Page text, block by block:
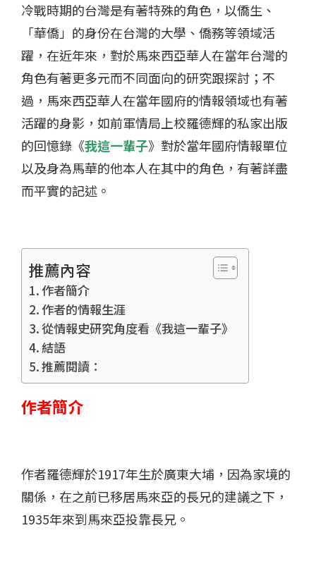
冷戰時期的台灣是有著特殊的角色，以僑生、
「華僑」的身份在台灣的大學、僑務等領域活
躍，在近年來，對於馬來西亞華人在當年台灣的
角色有著更多元而不同面向的研究跟探討；不
過，馬來西亞華人在當年國府的情報領域也有著
活躍的身影，如前軍情局上校羅德輝的私家出版
的回憶錄《我這一輩子》對於當年國府情報單位
以及身為馬華的他本人在其中的角色，有著詳盡
而平實的記述。
推薦內容
作者簡介
作者的情報生涯
從情報史研究角度看《我這一輩子》
結語
推薦閱讀：
作者簡介
作者羅德輝於1917年生於廣東大埔，因為家境的
關係，在之前已移居馬來亞的長兄的建議之下，
1935年來到馬來亞投靠長兄。